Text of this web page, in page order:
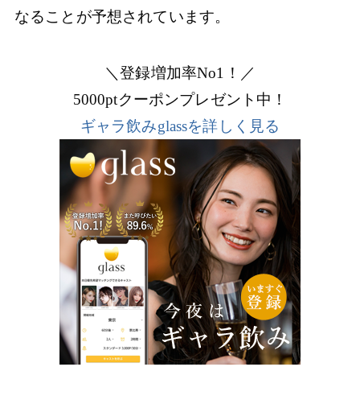
なることが予想されています。
＼登録増加率No1！／
5000ptクーポンプレゼント中！
ギャラ飲みglassを詳しく見る